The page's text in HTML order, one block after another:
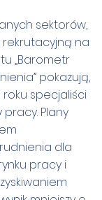
sektorów,
na
„Barometr
pokazują,
specjaliści
Plany
dla
pracy i